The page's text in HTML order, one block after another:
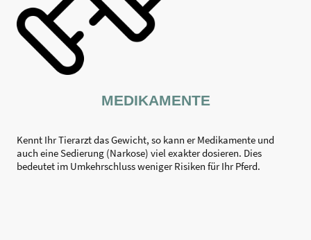
MEDIKAMENTE
Kennt Ihr Tierarzt das Gewicht, so kann er Medikamente und
auch eine Sedierung (Narkose) viel exakter dosieren. Dies
bedeutet im Umkehrschluss weniger Risiken für Ihr Pferd.